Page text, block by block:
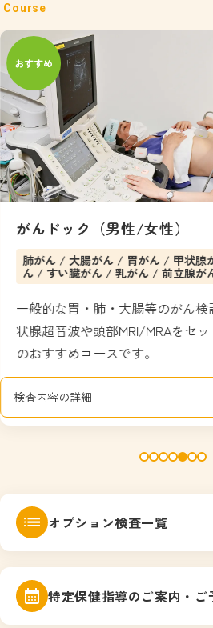
がんドック（男性/女性）
肺がん / 大腸がん / 胃がん / 甲状腺
ん / すい臓がん / 乳がん / 前立腺が
一般的な胃・肺・大腸等のがん検
状腺超音波や頭部MRI/MRAをセ
のおすすめコースです。
検査内容の詳細
オプション検査一覧
特定保健指導のご案内・ご